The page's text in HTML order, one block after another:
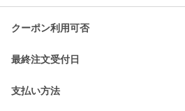
クーポン利用可否
最終注文受付日
支払い方法